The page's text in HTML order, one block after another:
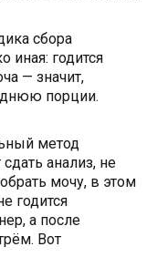
сбора
иная: годится
— значит,
порции.
метод
анализ, не
мочу, в этом
годится
а после
Вот